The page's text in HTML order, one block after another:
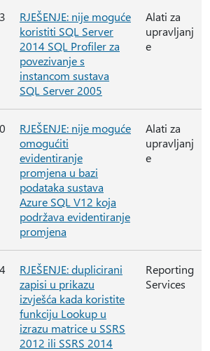
RJEŠENJE: nije moguće
koristiti SQL Server
2014 SQL Profiler za
povezivanje s
instancom sustava
SQL Server 2005
Alati za
upravljanj
e
RJEŠENJE: nije moguće
omogućiti
evidentiranje
promjena u bazi
podataka sustava
Azure SQL V12 koja
podržava evidentiranje
promjena
Alati za
upravljanj
e
RJEŠENJE: duplicirani
zapisi u prikazu
izvješća kada koristite
funkciju Lookup u
izrazu matrice u SSRS
2012 ili SSRS 2014
Reporting
Services